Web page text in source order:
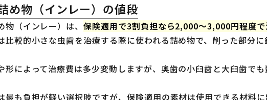
め物（インレー）の値段
物（インレー）は、保険適用で3割負担なら2,000〜3,000円程度
比較的小さな虫歯を治療する際に使われる詰め物で、削った部分
形によって治療費は多少変動しますが、奥歯の小臼歯と大臼歯で
最も負担が軽い選択肢ですが、保険適用の素材は使用できる材料